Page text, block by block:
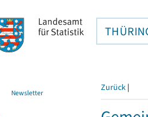
Newsletter Zurück |